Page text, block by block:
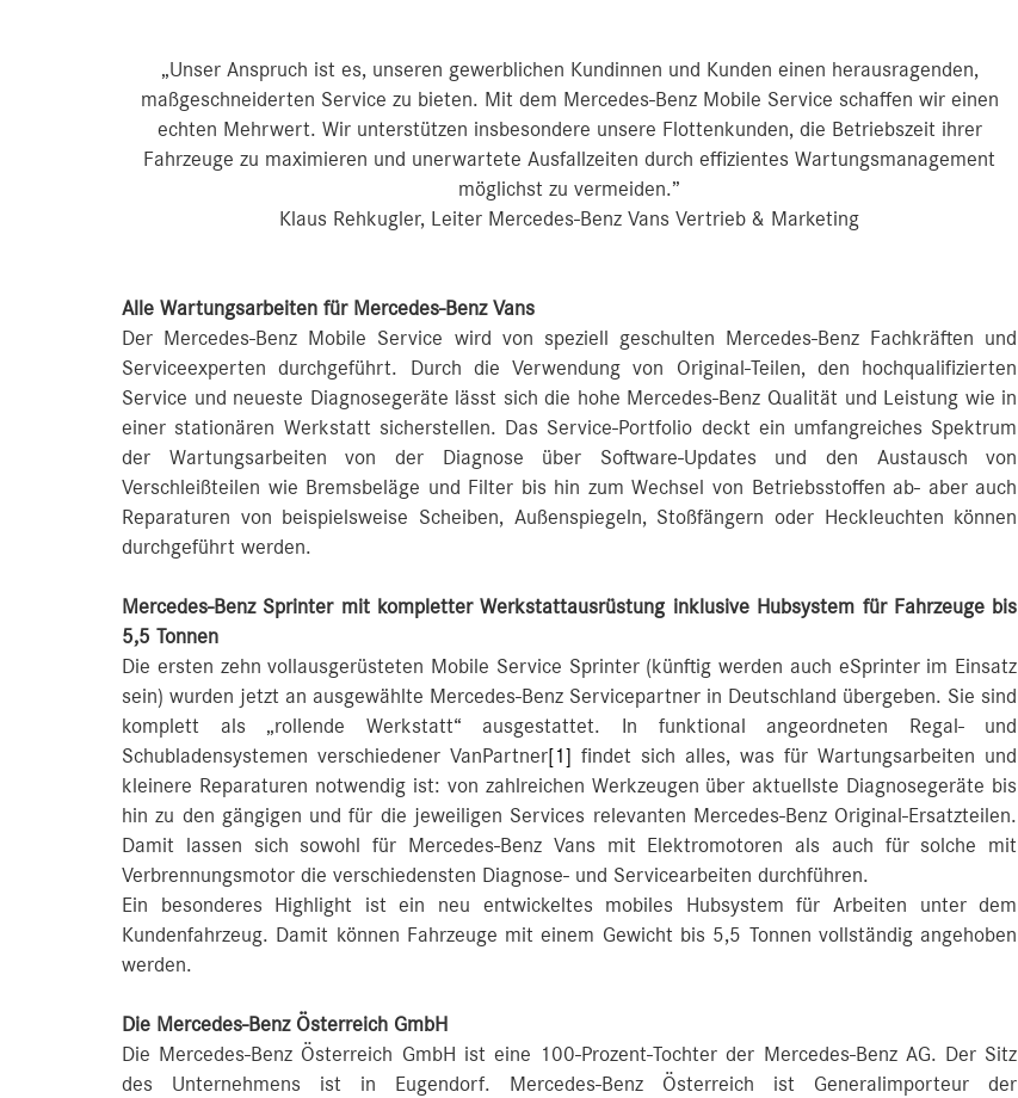
„Unser Anspruch ist es, unseren gewerblichen Kundinnen und Kunden einen herausragenden,
maßgeschneiderten Service zu bieten. Mit dem Mercedes-Benz Mobile Service schaffen wir einen
echten Mehrwert. Wir unterstützen insbesondere unsere Flottenkunden, die Betriebszeit ihrer
Fahrzeuge zu maximieren und unerwartete Ausfallzeiten durch effizientes Wartungsmanagement
möglichst zu vermeiden.”
Klaus Rehkugler, Leiter Mercedes-Benz Vans Vertrieb & Marketing
Alle Wartungsarbeiten für Mercedes-Benz Vans
Der Mercedes-Benz Mobile Service wird von speziell geschulten Mercedes‑Benz Fachkräften und
Serviceexperten durchgeführt. Durch die Verwendung von Original-Teilen, den hochqualifizierten
Service und neueste Diagnosegeräte lässt sich die hohe Mercedes-Benz Qualität und Leistung wie in
einer stationären Werkstatt sicherstellen. Das Service-Portfolio deckt ein umfangreiches Spektrum
der Wartungsarbeiten von der Diagnose über Software-Updates und den Austausch von
Verschleißteilen wie Bremsbeläge und Filter bis hin zum Wechsel von Betriebsstoffen ab- aber auch
Reparaturen von beispielsweise Scheiben, Außenspiegeln, Stoßfängern oder Heckleuchten können
durchgeführt werden.
Mercedes-Benz Sprinter mit kompletter Werkstattausrüstung inklusive Hubsystem für Fahrzeuge bis
5,5 Tonnen
Die ersten zehn vollausgerüsteten Mobile Service Sprinter (künftig werden auch eSprinter im Einsatz
sein) wurden jetzt an ausgewählte Mercedes-Benz Servicepartner in Deutschland übergeben. Sie sind
komplett als „rollende Werkstatt“ ausgestattet. In funktional angeordneten Regal- und
Schubladensystemen verschiedener VanPartner[1] findet sich alles, was für Wartungsarbeiten und
kleinere Reparaturen notwendig ist: von zahlreichen Werkzeugen über aktuellste Diagnosegeräte bis
hin zu den gängigen und für die jeweiligen Services relevanten Mercedes-Benz Original-Ersatzteilen.
Damit lassen sich sowohl für Mercedes‑Benz Vans mit Elektromotoren als auch für solche mit
Verbrennungsmotor die verschiedensten Diagnose- und Servicearbeiten durchführen.
Ein besonderes Highlight ist ein neu entwickeltes mobiles Hubsystem für Arbeiten unter dem
Kundenfahrzeug. Damit können Fahrzeuge mit einem Gewicht bis 5,5 Tonnen vollständig angehoben
werden.
Die Mercedes-Benz Österreich GmbH
Die Mercedes-Benz Österreich GmbH ist eine 100-Prozent-Tochter der Mercedes-Benz AG. Der Sitz
des Unternehmens ist in Eugendorf. Mercedes-Benz Österreich ist Generalimporteur der